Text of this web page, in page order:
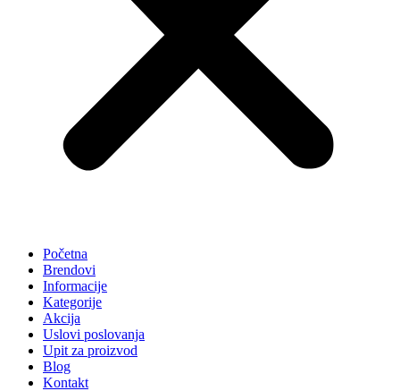
Početna
Brendovi
Informacije
Kategorije
Akcija
Uslovi poslovanja
Upit za proizvod
Blog
Kontakt